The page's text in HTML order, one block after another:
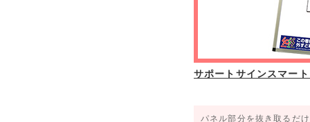
サポートサインスマー
パネル部分を抜き取るだ